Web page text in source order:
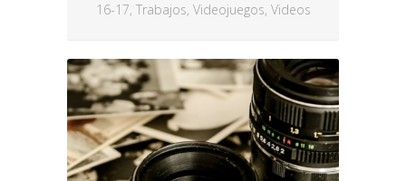
16-17, Trabajos, Videojuegos, Videos